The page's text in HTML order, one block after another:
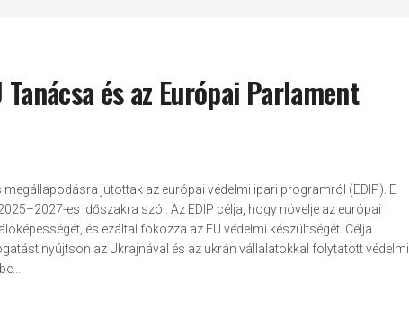
és az Európai Parlament
jutottak az európai védelmi ipari programról (EDIP). E
es időszakra szól. Az EDIP célja, hogy növelje az európai
és ezáltal fokozza az EU védelmi készültségét. Célja
nyújtson az Ukrajnával és az ukrán vállalatokkal folytatott védelmi